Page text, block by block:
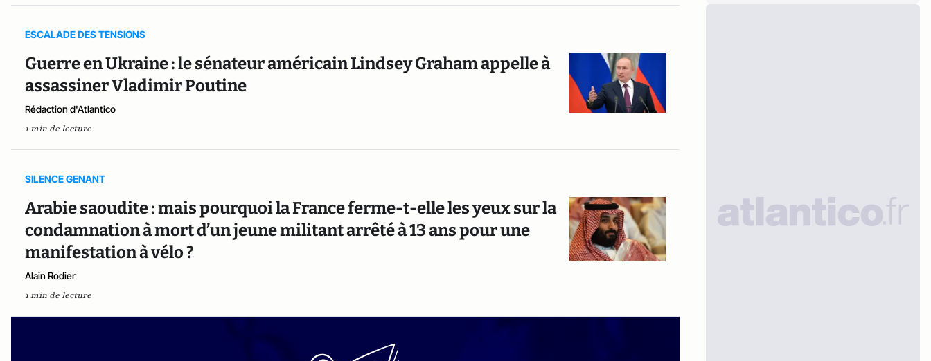
ESCALADE DES TENSIONS
Guerre en Ukraine : le sénateur américain Lindsey Graham appelle à
assassiner Vladimir Poutine
Rédaction d'Atlantico
1 min de lecture
SILENCE GENANT
Arabie saoudite : mais pourquoi la France ferme-t-elle les yeux sur la
condamnation à mort d’un jeune militant arrêté à 13 ans pour une
manifestation à vélo ?
Alain Rodier
1 min de lecture